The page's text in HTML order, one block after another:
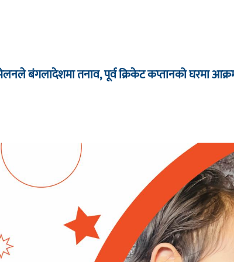
बंगलादेशमा तनाव, पूर्व क्रिकेट कप्तानको घरमा